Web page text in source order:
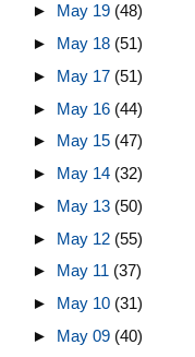
► May 19 (48)
► May 18 (51)
► May 17 (51)
► May 16 (44)
► May 15 (47)
► May 14 (32)
► May 13 (50)
► May 12 (55)
► May 11 (37)
► May 10 (31)
► May 09 (40)